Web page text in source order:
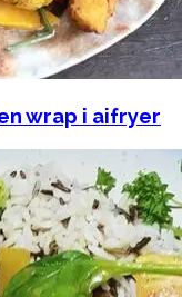
wrap i aifryer